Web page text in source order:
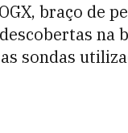
braço de
na
sondas